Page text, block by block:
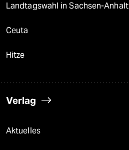
Landtagswahl in Sachsen-Anhalt
Ceuta
Hitze
Verlag
Aktuelles